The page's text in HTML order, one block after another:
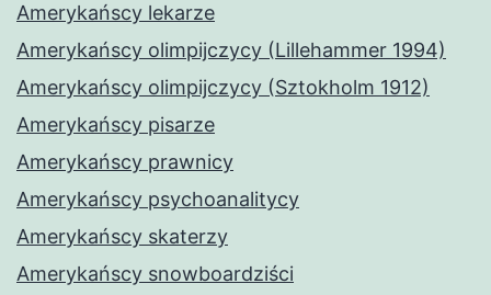
Amerykańscy lekarze
Amerykańscy olimpijczycy (Lillehammer 1994)
Amerykańscy olimpijczycy (Sztokholm 1912)
Amerykańscy pisarze
Amerykańscy prawnicy
Amerykańscy psychoanalitycy
Amerykańscy skaterzy
Amerykańscy snowboardziści